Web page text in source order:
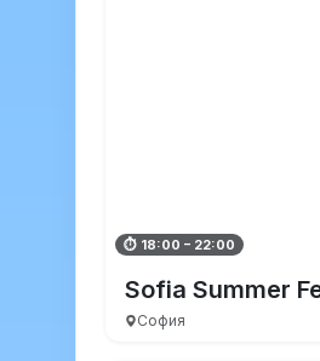
⏱ 18:00 – 22:00
Sofia Summer
София